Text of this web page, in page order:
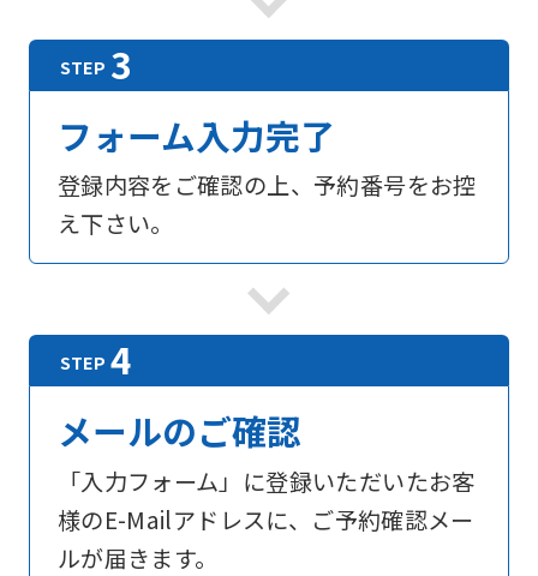
フォーム入力完了
登録内容をご確認の上、予約番号をお控
え下さい。
メールのご確認
「入力フォーム」に登録いただいたお客
様のE-Mailアドレスに、ご予約確認メー
ルが届きます。